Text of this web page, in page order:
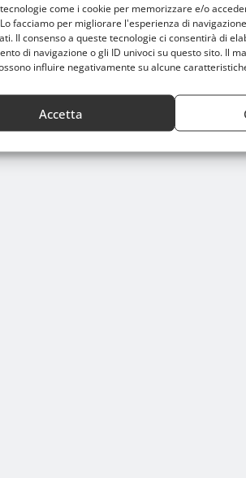
come i cookie per memorizzare e/o
facciamo per migliorare l'esperienza di
Il consenso a queste tecnologie ci consentirà di
di navigazione o gli ID univoci su questo sito. Il
influire negativamente su alcune
Accetta